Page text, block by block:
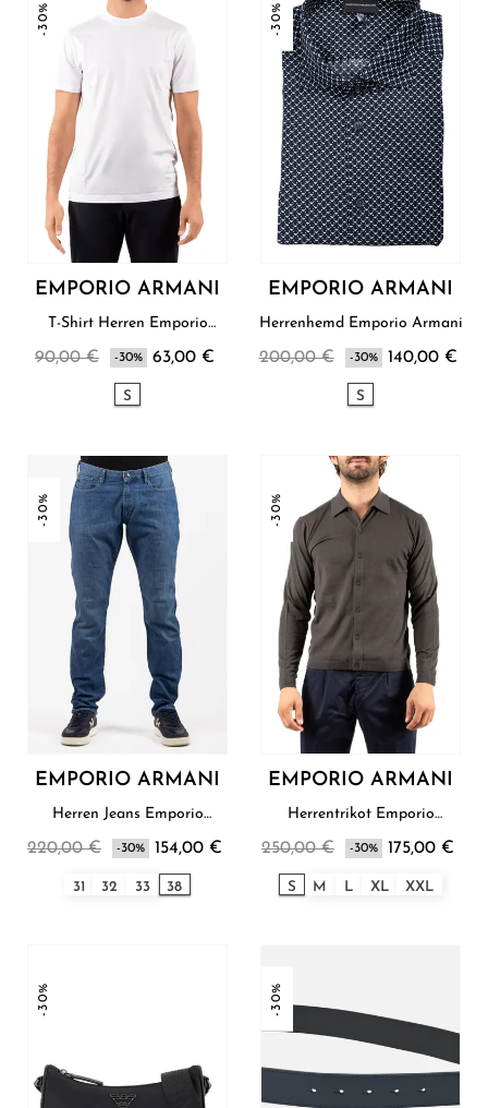
-30%
EMPORIO ARMANI
T-Shirt Herren Emporio
90,00 € -30% 63,00 €
S
-30%
EMPORIO ARMANI
Herrenhemd Emporio Armani
200,00 € -30% 140,00 €
S
-30%
EMPORIO ARMANI
Herren Jeans Emporio
220,00 € -30% 154,00 €
31 32 33 38
-30%
EMPORIO ARMANI
Herrentrikot Emporio
250,00 € -30% 175,00 €
S M L XL XXL
-30% -30%